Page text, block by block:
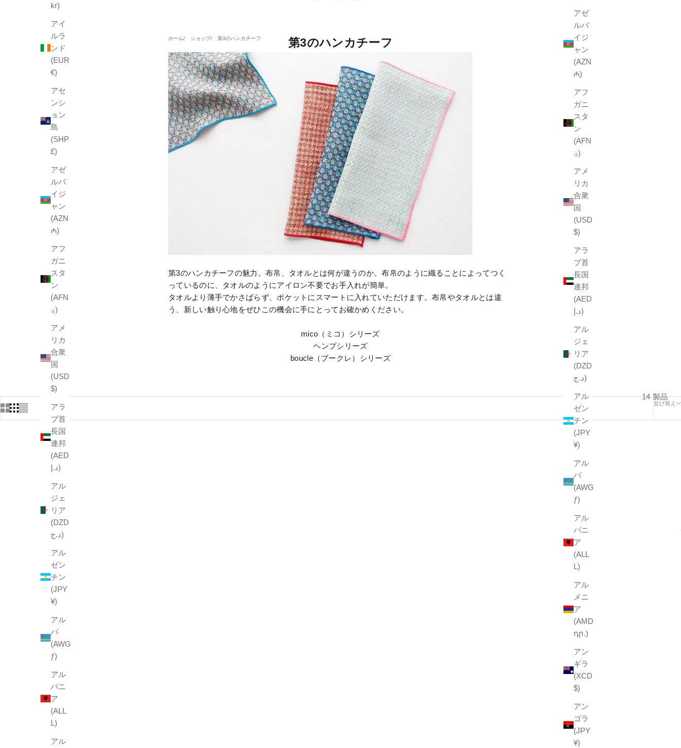
アゼ
ルバ
イジ
ャン
(AZN
₼)
アフ
ガニ
スタ
ン
(AFN
؋)
アメ
リカ
合衆
国
(USD
$)
アラ
ブ首
長国
連邦
(AED
د.إ)
アル
ジェ
リア
(DZD
د.ج)
アル
ゼン
チン
(JPY
¥)
アル
バ
(AWG
ƒ)
アル
バニ
ア
(ALL
L)
アル
メニ
ア
(AMD
դր.)
アン
ギラ
(XCD
$)
アン
ゴラ
(JPY
¥)
kr)
アイ
ルラ
ンド
(EUR
€)
アセ
ンシ
ョン
島
(SHP
£)
アゼ
ルバ
イジ
ャン
(AZN
₼)
アフ
ガニ
スタ
ン
(AFN
؋)
アメ
リカ
合衆
国
(USD
$)
アラ
ブ首
長国
連邦
(AED
د.إ)
アル
ジェ
リア
(DZD
د.ج)
アル
ゼン
チン
(JPY
¥)
アル
バ
(AWG
ƒ)
アル
バニ
ア
(ALL
L)
アル
ホーム ショップ 第3のハンカチーフ 第3のハンカチーフ
第3のハンカチーフの魅力。布帛、タオルとは何が違うのか。布帛のように織ることによってつく
っているのに、タオルのようにアイロン不要でお手入れが簡単。
タオルより薄手でかさばらず、ポケットにスマートに入れていただけます。布帛やタオルとは違
う、新しい触り心地をぜひこの機会に手にとってお確かめください。
mico（ミコ）シリーズ
ヘンプシリーズ
boucle（ブークレ）シリーズ
並び替え
14 製品
ヘンプ ハンカチ ウインドウ
セール価格
¥1,650
blue